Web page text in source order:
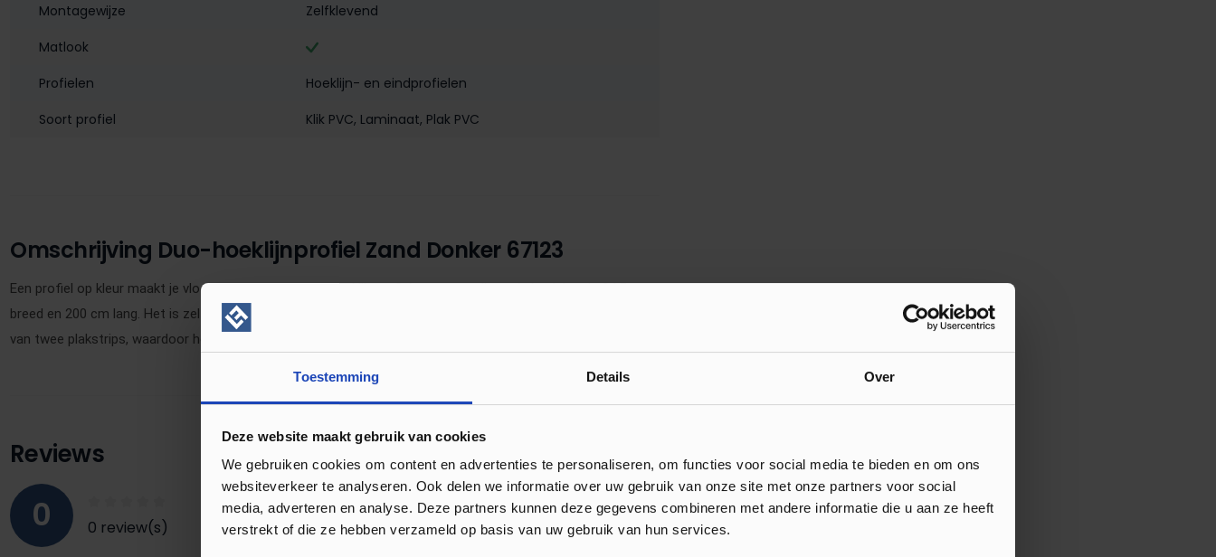
Toestemming Details Over
Deze website maakt gebruik van cookies
We gebruiken cookies om content en advertenties te personaliseren, om functies voor social media te bieden en om ons
websiteverkeer te analyseren. Ook delen we informatie over uw gebruik van onze site met onze partners voor social
media, adverteren en analyse. Deze partners kunnen deze gegevens combineren met andere informatie die u aan ze heeft
verstrekt of die ze hebben verzameld op basis van uw gebruik van hun services.
Montagewijze
Zelfklevend
Matlook
Profielen
Hoeklijn- en eindprofielen
Soort profiel
Klik PVC, Laminaat, Plak PVC
Omschrijving Duo-hoeklijnprofiel Zand Donker 67123
Een profiel op kleur maakt je vloer af! Dit 30 mm duo-hoeklijnprofiel van geanodiseerd aluminium is 24,5 mm
breed en 200 cm lang. Het is zelfklevend en in meer dan 175 kleuren folie verkrijgbaar. Dit profiel is voorzien
van twee plakstrips, waardoor het ook andersom gemonteerd kan worden.
Reviews
0 0 review(s)
Review achterlaten